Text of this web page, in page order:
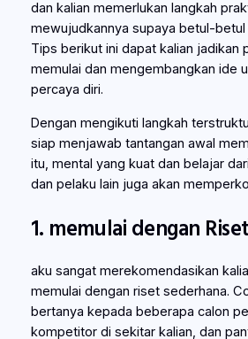
dan kalian memerlukan langkah
mewujudkannya supaya betul-betul
Tips berikut ini dapat kalian jadikan
memulai dan mengembangkan ide
percaya diri.
Dengan mengikuti langkah
siap menjawab tantangan awal
itu, mental yang kuat dan belajar
dan pelaku lain juga akan
1. memulai dengan
aku sangat merekomendasikan
memulai dengan riset sederhana.
bertanya kepada beberapa calon
kompetitor di sekitar kalian, dan